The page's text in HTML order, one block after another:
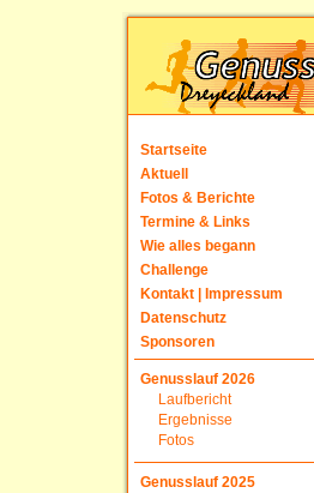
Startseite
Aktuell
Fotos & Berichte
Termine & Links
Wie alles begann
Challenge
Kontakt | Impressum
Datenschutz
Sponsoren
Genusslauf 2026
Laufbericht
Ergebnisse
Fotos
Genusslauf 2025